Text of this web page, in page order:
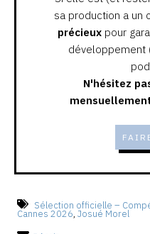
sa production a un
précieuxpour
développement
N'hésitez
Sélection officielle –
Cannes 2026, Josué Morel